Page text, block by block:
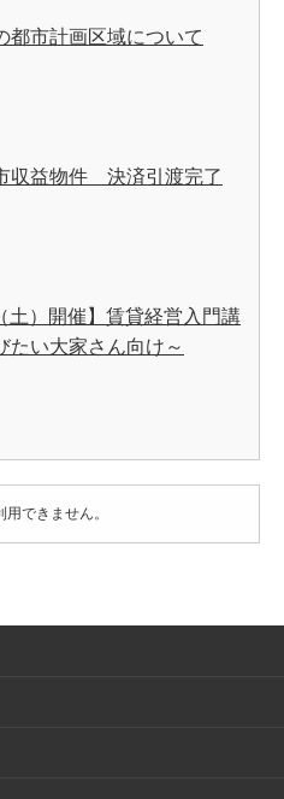
都市計画区域について
収益物件 決済引渡完了
土）開催】賃貸経営入門講
たい大家さん向け～
できません。